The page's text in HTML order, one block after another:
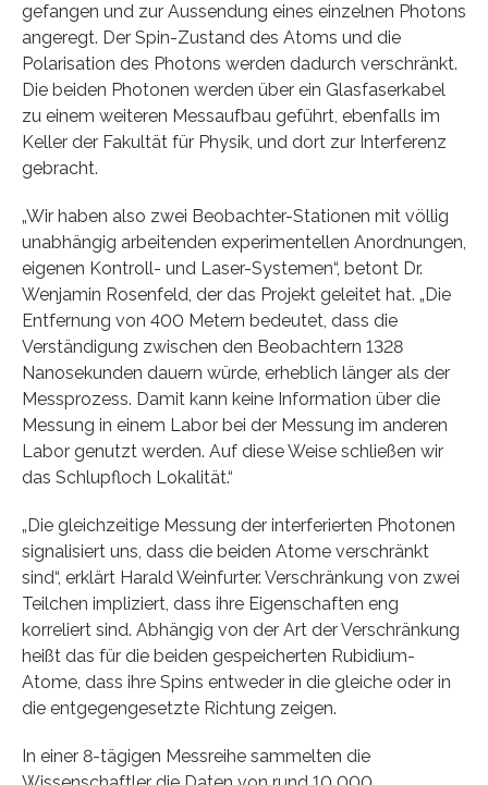
gefangen und zur Aussendung eines einzelnen Photons
angeregt. Der Spin-Zustand des Atoms und die
Polarisation des Photons werden dadurch verschränkt.
Die beiden Photonen werden über ein Glasfaserkabel
zu einem weiteren Messaufbau geführt, ebenfalls im
Keller der Fakultät für Physik, und dort zur Interferenz
gebracht.
„Wir haben also zwei Beobachter-Stationen mit völlig
unabhängig arbeitenden experimentellen Anordnungen,
eigenen Kontroll- und Laser-Systemen“, betont Dr.
Wenjamin Rosenfeld, der das Projekt geleitet hat. „Die
Entfernung von 400 Metern bedeutet, dass die
Verständigung zwischen den Beobachtern 1328
Nanosekunden dauern würde, erheblich länger als der
Messprozess. Damit kann keine Information über die
Messung in einem Labor bei der Messung im anderen
Labor genutzt werden. Auf diese Weise schließen wir
das Schlupfloch Lokalität.“
„Die gleichzeitige Messung der interferierten Photonen
signalisiert uns, dass die beiden Atome verschränkt
sind“, erklärt Harald Weinfurter. Verschränkung von zwei
Teilchen impliziert, dass ihre Eigenschaften eng
korreliert sind. Abhängig von der Art der Verschränkung
heißt das für die beiden gespeicherten Rubidium-
Atome, dass ihre Spins entweder in die gleiche oder in
die entgegengesetzte Richtung zeigen.
In einer 8-tägigen Messreihe sammelten die